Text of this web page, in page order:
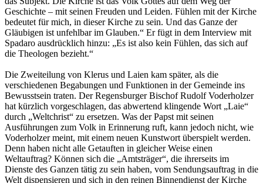
Geschichte – mit seinen Freuden und Leiden. Fühlen mit der Kirche
bedeutet für mich, in dieser Kirche zu sein. Und das Ganze der
Gläubigen ist unfehlbar im Glauben.“ Er fügt in dem Interview mit
Spadaro ausdrücklich hinzu: „Es ist also kein Fühlen, das sich auf
die Theologen bezieht.“
Die Zweiteilung von Klerus und Laien kam später, als die
verschiedenen Begabungen und Funktionen in der Gemeinde ins
Bewusstsein traten. Der Regensburger Bischof Rudolf Voderholzer
hat kürzlich vorgeschlagen, das abwertend klingende Wort „Laie“
durch „Weltchrist“ zu ersetzen. Was der Papst mit seinen
Ausführungen zum Volk in Erinnerung ruft, kann jedoch nicht, wie
Voderholzer meint, mit einem neuen Kunstwort überspielt werden.
Denn haben nicht alle Getauften in gleicher Weise einen
Weltauftrag? Können sich die „Amtsträger“, die ihrerseits im
Dienste des Ganzen tätig zu sein haben, vom Sendungsauftrag in die
Welt dispensieren und sich in den reinen Binnendienst der Kirche